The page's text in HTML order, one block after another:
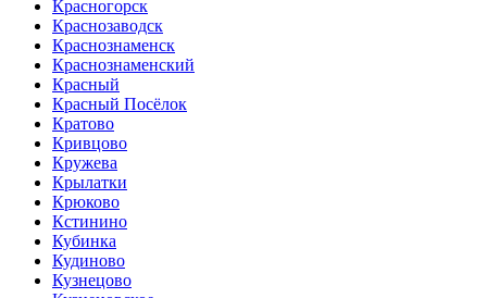
Красногорск
Краснозаводск
Краснознаменск
Краснознаменский
Красный
Красный Посёлок
Кратово
Кривцово
Кружева
Крылатки
Крюково
Кстинино
Кубинка
Кудиново
Кузнецово